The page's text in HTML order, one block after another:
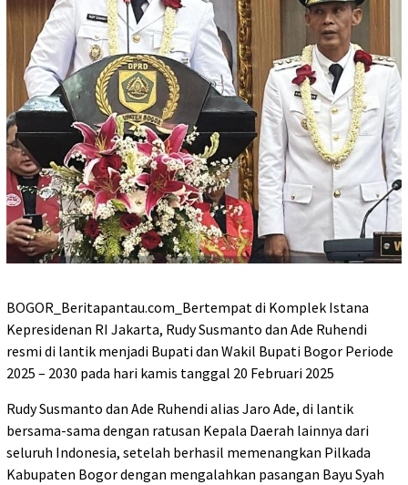
BOGOR_Beritapantau.com_Bertempat di Komplek Istana
Kepresidenan RI Jakarta, Rudy Susmanto dan Ade Ruhendi
resmi di lantik menjadi Bupati dan Wakil Bupati Bogor Periode
2025 – 2030 pada hari kamis tanggal 20 Februari 2025
Rudy Susmanto dan Ade Ruhendi alias Jaro Ade, di lantik
bersama-sama dengan ratusan Kepala Daerah lainnya dari
seluruh Indonesia, setelah berhasil memenangkan Pilkada
Kabupaten Bogor dengan mengalahkan pasangan Bayu Syah